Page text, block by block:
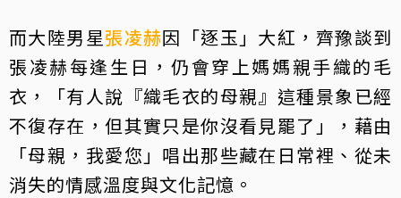
而大陸男星張凌赫因「逐玉」大紅，齊豫談到
張凌赫每逢生日，仍會穿上媽媽親手織的毛
衣，「有人說『織毛衣的母親』這種景象已經
不復存在，但其實只是你沒看見罷了」，藉由
「母親，我愛您」唱出那些藏在日常裡、從未
消失的情感溫度與文化記憶。